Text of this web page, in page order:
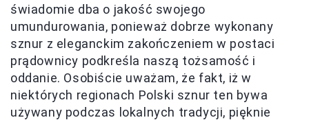
świadomie dba o jakość swojego
umundurowania, ponieważ dobrze wykonany
sznur z eleganckim zakończeniem w postaci
prądownicy podkreśla naszą tożsamość i
oddanie. Osobiście uważam, że fakt, iż w
niektórych regionach Polski sznur ten bywa
używany podczas lokalnych tradycji, pięknie